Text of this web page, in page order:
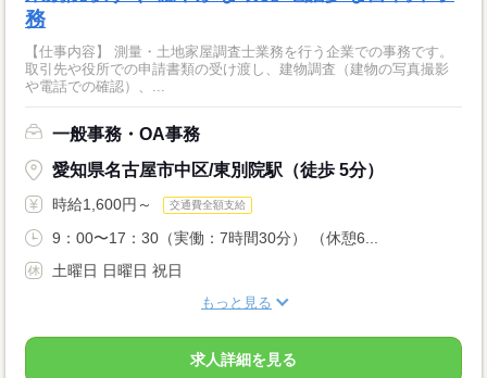
務
【仕事内容】 測量・土地家屋調査士業務を行う企業での事務です。
取引先や役所での申請書類の受け渡し、建物調査（建物の写真撮影
や電話での確認）、...
一般事務・OA事務
愛知県名古屋市中区/東別院駅（徒歩 5分）
時給1,600円～ 交通費全額支給
9：00〜17：30（実働：7時間30分） （休憩6...
土曜日 日曜日 祝日
もっと見る
求人詳細を見る